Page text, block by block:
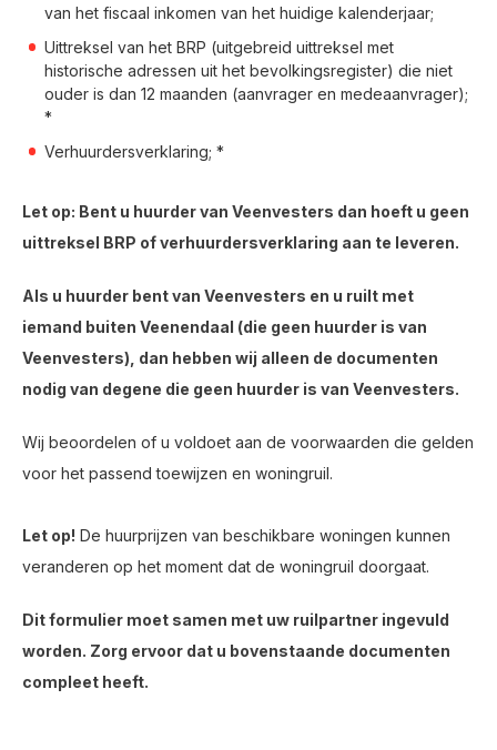
van het fiscaal inkomen van het huidige kalenderjaar;
Uittreksel van het BRP (uitgebreid uittreksel met
historische adressen uit het bevolkingsregister) die niet
ouder is dan 12 maanden (aanvrager en medeaanvrager);
*
Verhuurdersverklaring; *
Let op: Bent u huurder van Veenvesters dan hoeft u geen
uittreksel BRP of verhuurdersverklaring aan te leveren.
Als u huurder bent van Veenvesters en u ruilt met
iemand buiten Veenendaal (die geen huurder is van
Veenvesters), dan hebben wij alleen de documenten
nodig van degene die geen huurder is van Veenvesters.
Wij beoordelen of u voldoet aan de voorwaarden die gelden
voor het passend toewijzen en woningruil.
Let op! De huurprijzen van beschikbare woningen kunnen
veranderen op het moment dat de woningruil doorgaat.
Dit formulier moet samen met uw ruilpartner ingevuld
worden. Zorg ervoor dat u bovenstaande documenten
compleet heeft.